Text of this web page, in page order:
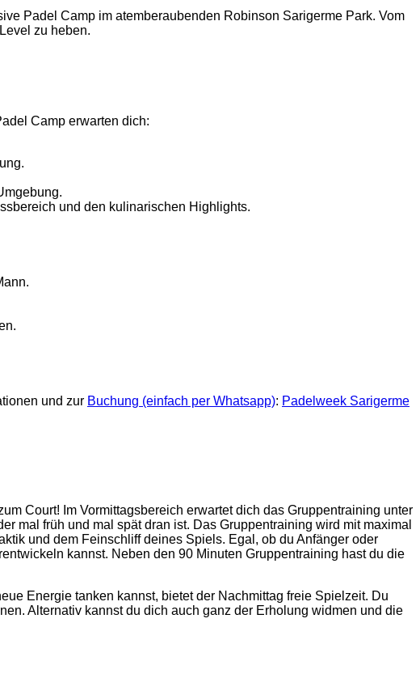
Padel Camp im atemberaubenden Robinson Sarigerme Park. Vom
zu heben.
Camp erwarten dich:
und den kulinarischen Highlights.
und zur Buchung (einfach per Whatsapp): Padelweek Sarigerme
Court! Im Vormittagsbereich erwartet dich das Gruppentraining unter
mal früh und mal spät dran ist. Das Gruppentraining wird mit maximal
und dem Feinschliff deines Spiels. Egal, ob du Anfänger oder
kannst. Neben den 90 Minuten Gruppentraining hast du die
Energie tanken kannst, bietet der Nachmittag freie Spielzeit. Du
Alternativ kannst du dich auch ganz der Erholung widmen und die